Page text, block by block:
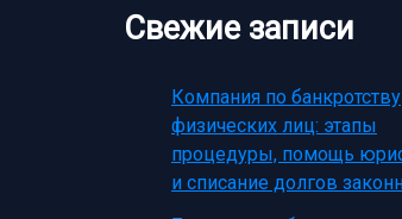
Свежие записи
Компания по банкротству
физических лиц: этапы
процедуры, помощь
и списание долгов